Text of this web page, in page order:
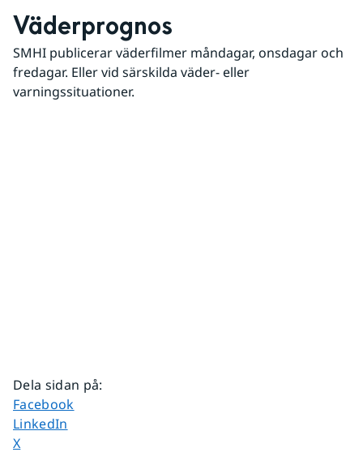
Väderprognos
SMHI publicerar väderfilmer måndagar, onsdagar och
fredagar. Eller vid särskilda väder- eller
varningssituationer.
Dela sidan på:
Dela sidan på
Facebook
Dela sidan på
LinkedIn
Dela sidan på
X